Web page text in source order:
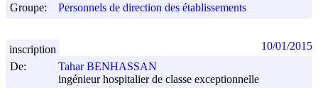
Groupe:
Personnels de direction des établissements
De:
Tahar BENHASSAN
ingénieur hospitalier de classe exceptionnelle
inscription 10/01/2015